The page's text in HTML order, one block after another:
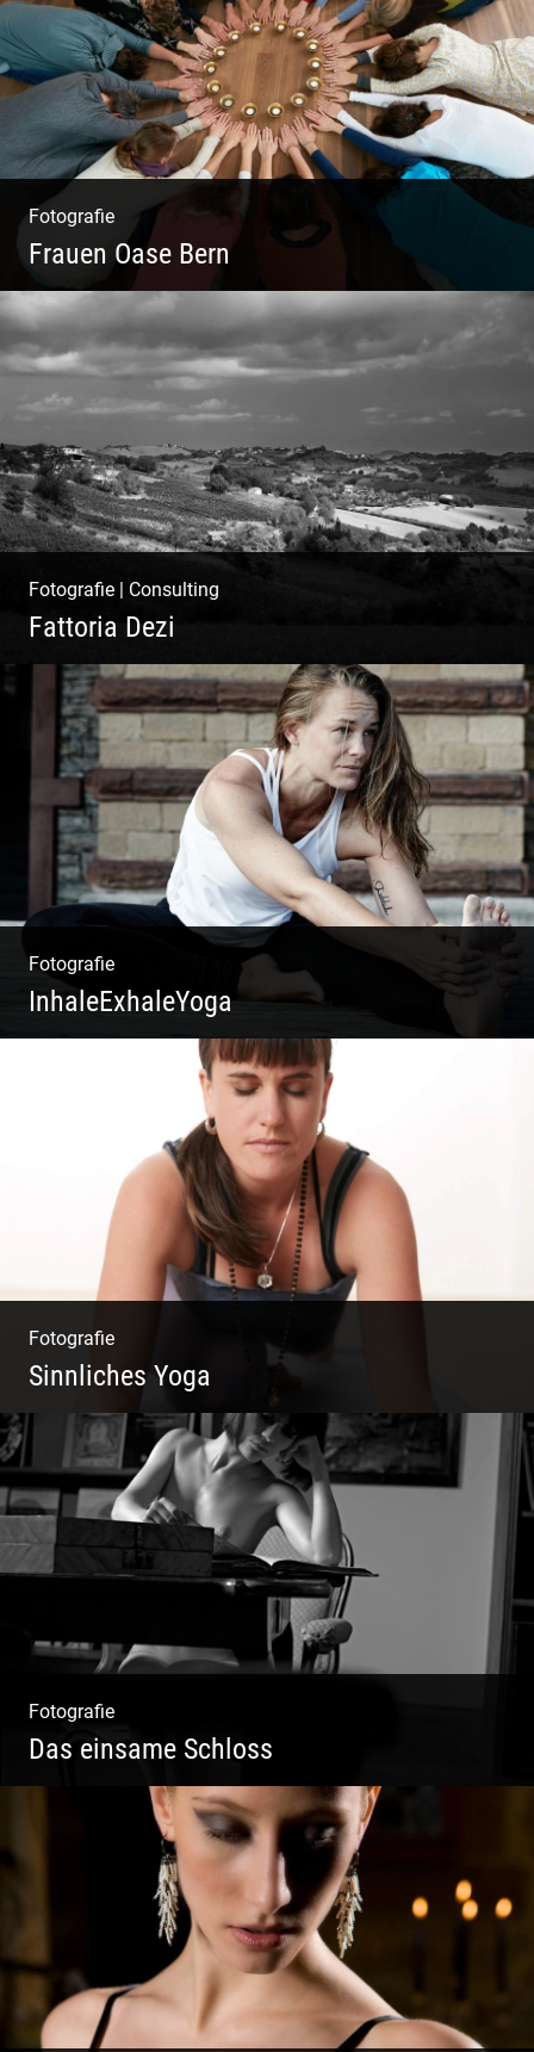
Fotografie
Frauen Oase Bern
Yoga Fotografie | Magische Momente | Bunte
Farben | Wilde Formen
Fotografie Consulting
Fattoria Dezi
Konzeption & Gestaltung |
Übersetzung & Medien | Fotografie &
Texting | Feine Weine
Fotografie
InhaleExhaleYoga
Streetart Yoga | Kraft & Ausdauer |
Crossover Stil | Körper & Geist
Fotografie
Sinnliches Yoga
Tantrisches Yoga voller Poesie und
Sinnlichkeit
Fotografie
Das einsame Schloss
Aktfotografie | Zeichnen mit Licht & Schatten